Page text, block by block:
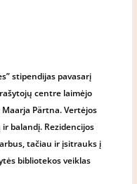
stipendijas pavasarį
centre laimėjo
Pärtna. Vertėjos
balandį. Rezidencijos
tačiau ir įsitrauks į
bibliotekos veiklas